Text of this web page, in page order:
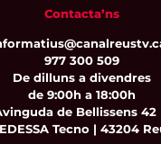
Contacta’ns
977 300 509
De dilluns a divendres
de 9:00h a 18:00h
de Bellissens 42
Tecno | 43204